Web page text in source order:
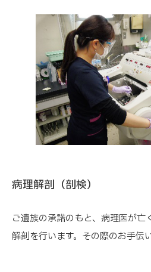
病理解剖（剖検）
ご遺族の承諾のもと、病理医が亡
解剖を行います。その際のお手伝